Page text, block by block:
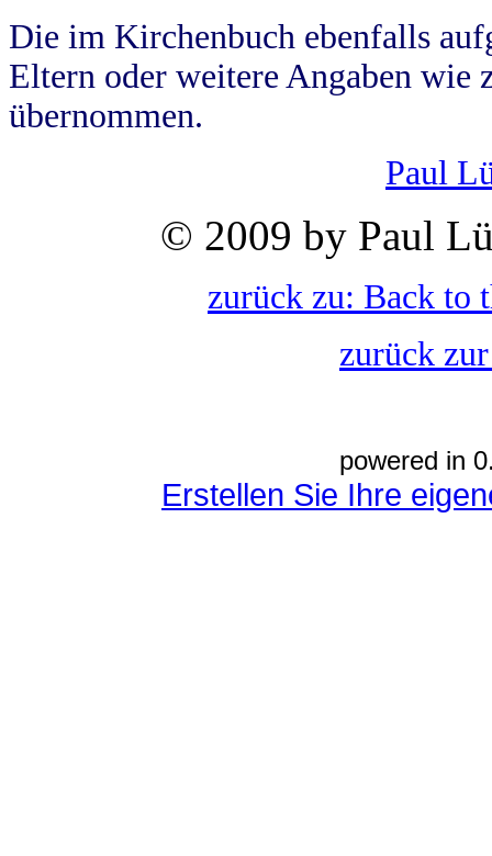
Die im Kirchenbuch ebenfalls
Eltern oder weitere Angaben wie
übernommen.
Paul
© 2009 by Paul
zurück zu: Back to
zurück
powered in
Erstellen Sie Ihre